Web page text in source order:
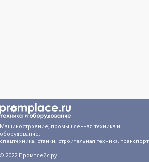
Машиностроение, промышленная техника и
оборудование,
спецтехника, станки, строительная техника, транспорт.
© 2022 Промплейс.ру